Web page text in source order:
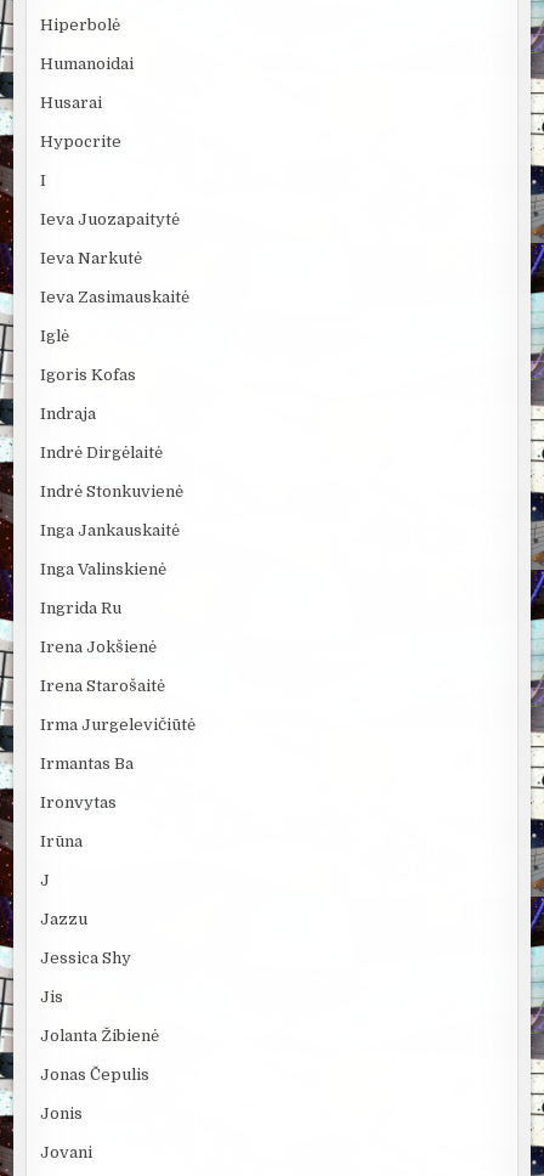
Hiperbolė
Humanoidai
Husarai
Hypocrite
I
Ieva Juozapaitytė
Ieva Narkutė
Ieva Zasimauskaitė
Iglė
Igoris Kofas
Indraja
Indrė Dirgėlaitė
Indrė Stonkuvienė
Inga Jankauskaitė
Inga Valinskienė
Ingrida Ru
Irena Jokšienė
Irena Starošaitė
Irma Jurgelevičiūtė
Irmantas Ba
Ironvytas
Irūna
J
Jazzu
Jessica Shy
Jis
Jolanta Žibienė
Jonas Čepulis
Jonis
Jovani